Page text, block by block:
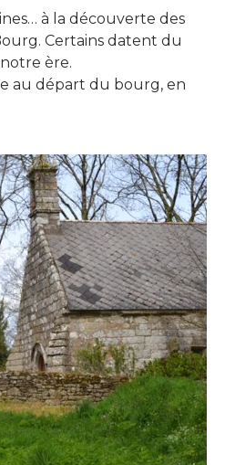
à la découverte des
Certains datent du
ère.
au départ du bourg, en